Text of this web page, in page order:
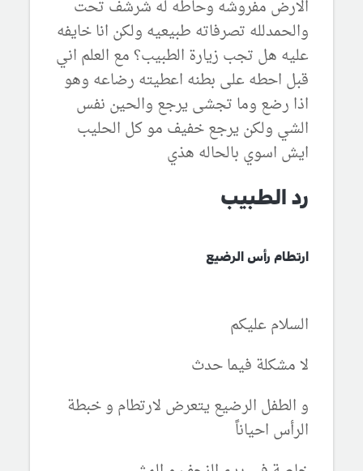
الارض مفروشه وحاطه له شرشف تحت
والحمدلله تصرفاته طبيعيه ولكن انا خايفه
عليه هل تجب زيارة الطبيب؟ مع العلم اني
قبل احطه على بطنه اعطيته رضاعه وهو
اذا رضع وما تجشى يرجع والحين نفس
الشي ولكن يرجع خفيف مو كل الحليب
ايش اسوي بالحاله هذي
رد الطبيب
ارتطام رأس الرضيع
السلام عليكم
لا مشكلة فيما حدث
و الطفل الرضيع يتعرض لارتطام و خبطة
الرأس احياناً